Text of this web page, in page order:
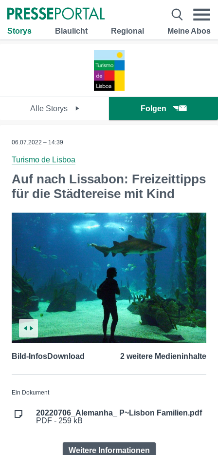
Storys Blaulicht Regional Meine Abos
Alle Storys Folgen
06.07.2022 – 14:39
Turismo de Lisboa
Auf nach Lissabon: Freizeittipps
für die Städtereise mit Kind
Bild-InfosDownload 2 weitere Medieninhalte
Ein Dokument
20220706_Alemanha_ P~Lisbon Familien.pdf
PDF - 259 kB
Weitere Informationen